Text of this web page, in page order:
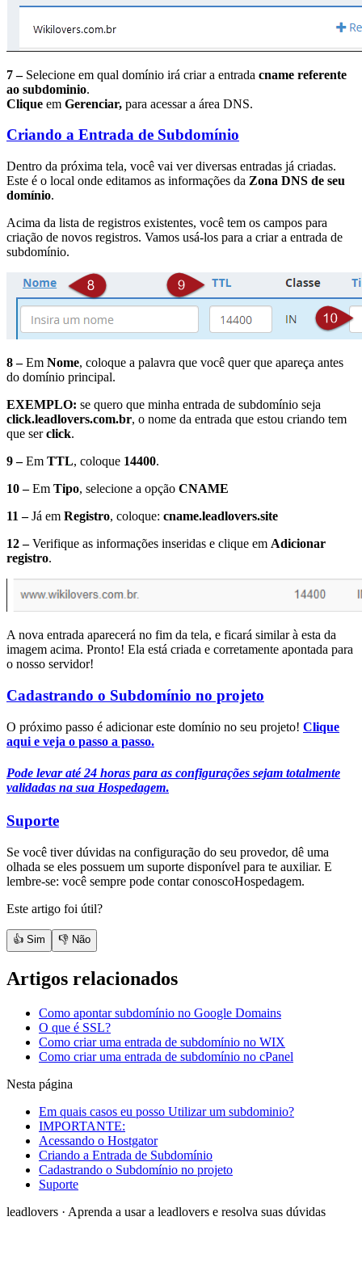
7 –Selecione em qual domínio irá criar a entrada cname referente
ao subdominio.
Clique em Gerenciar, para acessar a área DNS.
Criando a Entrada de Subdomínio
Dentro da próxima tela, você vai ver diversas entradas já criadas.
Este é o local onde editamos as informações da Zona DNS de seu
domínio.
Acima da lista de registros existentes, você tem os campos para
criação de novos registros. Vamos usá-los para a criar a entrada de
subdomínio.
8 –Em Nome, coloque a palavra que você quer que apareça antes
do domínio principal.
EXEMPLO: se quero que minha entrada de subdomínio seja
click.leadlovers.com.br, o nome da entrada que estou criando tem
que serclick.
9 –Em TTL, coloque 14400.
10 –Em Tipo, selecione a opção CNAME
11 –Já em Registro, coloque: cname.leadlovers.site
12 –Verifique as informações inseridas e clique em Adicionar
registro.
A nova entrada aparecerá no fim da tela, e ficará similar à esta da
imagem acima. Pronto! Ela está criada e corretamente apontada para
o nosso servidor!
Cadastrando o Subdomínio no projeto
O próximo passo é adicionar este domínio no seu projeto! Clique
aqui e veja o passo a passo.
Pode levar até 24 horas para as configurações sejam totalmente
validadas na sua Hospedagem.
Suporte
Se você tiver dúvidas na configuração do seu provedor, dê uma
olhada se eles possuem um suporte disponível para te auxiliar. E
lembre-se: você sempre pode contar conoscoHospedagem.
Este artigo foi útil?
👍 Sim 👎 Não
Artigos relacionados
Como apontar subdomínio no Google Domains
O que é SSL?
Como criar uma entrada de subdomínio no WIX
Como criar uma entrada de subdomínio no cPanel
Nesta página
Em quais casos eu posso Utilizar um subdominio?
IMPORTANTE:
Acessando o Hostgator
Criando a Entrada de Subdomínio
Cadastrando o Subdomínio no projeto
Suporte
leadlovers · Aprenda a usar a leadlovers e resolva suas dúvidas